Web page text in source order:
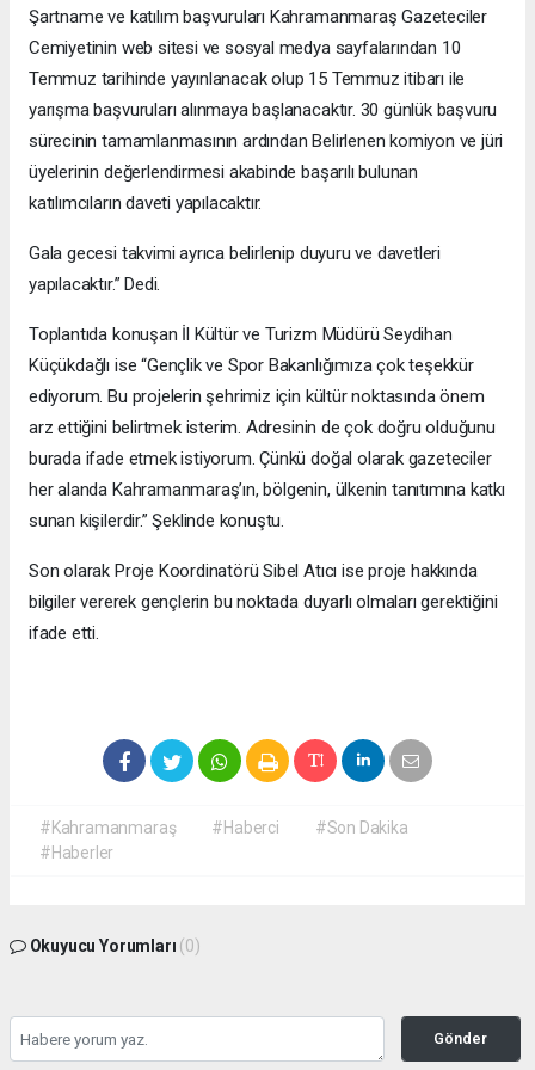
Şartname ve katılım başvuruları Kahramanmaraş Gazeteciler
Cemiyetinin web sitesi ve sosyal medya sayfalarından 10
Temmuz tarihinde yayınlanacak olup 15 Temmuz itibarı ile
yarışma başvuruları alınmaya başlanacaktır. 30 günlük başvuru
sürecinin tamamlanmasının ardından Belirlenen komiyon ve jüri
üyelerinin değerlendirmesi akabinde başarılı bulunan
katılımcıların daveti yapılacaktır.
Gala gecesi takvimi ayrıca belirlenip duyuru ve davetleri
yapılacaktır.” Dedi.
Toplantıda konuşan İl Kültür ve Turizm Müdürü Seydihan
Küçükdağlı ise “Gençlik ve Spor Bakanlığımıza çok teşekkür
ediyorum. Bu projelerin şehrimiz için kültür noktasında önem
arz ettiğini belirtmek isterim. Adresinin de çok doğru olduğunu
burada ifade etmek istiyorum. Çünkü doğal olarak gazeteciler
her alanda Kahramanmaraş’ın, bölgenin, ülkenin tanıtımına katkı
sunan kişilerdir.” Şeklinde konuştu.
Son olarak Proje Koordinatörü Sibel Atıcı ise proje hakkında
bilgiler vererek gençlerin bu noktada duyarlı olmaları gerektiğini
ifade etti.
#Kahramanmaraş #Haberci
#Son Dakika
#Haberler
Okuyucu Yorumları (0)
Gönder